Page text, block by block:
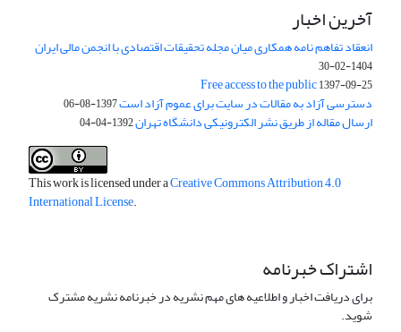
آخرین اخبار
انعقاد تفاهم نامه همکاری میان مجله تحقیقات اقتصادی با انجمن مالی ایران
1404-02-30
Free access to the public1397-09-25
دسترسی آزاد به مقالات در سایت برای عموم آزاد است1397-08-06
ارسال مقاله از طریق نشر الکترونیکی دانشگاه تهران1392-04-04
This work is licensed under aCreative Commons Attribution 4.0
International License.
اشتراک خبرنامه
برای دریافت اخبار و اطلاعیه های مهم نشریه در خبرنامه نشریه مشترک
شوید.